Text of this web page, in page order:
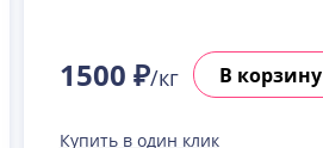
1500 ₽/кг В корзину
Купить в один клик